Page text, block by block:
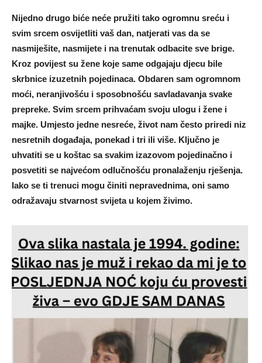
Nijedno drugo biće neće pružiti tako ogromnu sreću i
svim srcem osvijetliti vaš dan, natjerati vas da se
nasmiješite, nasmijete i na trenutak odbacite sve brige.
Kroz povijest su žene koje same odgajaju djecu bile
skrbnice izuzetnih pojedinaca. Obdaren sam ogromnom
moći, neranjivošću i sposobnošću savladavanja svake
prepreke. Svim srcem prihvaćam svoju ulogu i žene i
majke. Umjesto jedne nesreće, život nam često priredi niz
nesretnih događaja, ponekad i tri ili više. Ključno je
uhvatiti se u koštac sa svakim izazovom pojedinačno i
posvetiti se najvećom odlučnošću pronalaženju rješenja.
Iako se ti trenuci mogu činiti nepravednima, oni samo
odražavaju stvarnost svijeta u kojem živimo.